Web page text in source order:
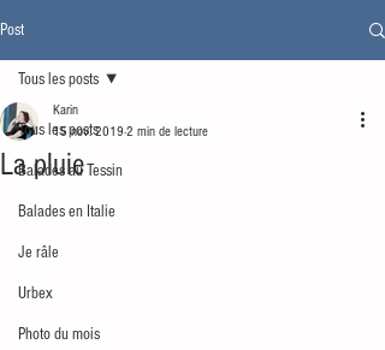
Post
Tous les posts
Balades au Tessin
Balades en Italie
Je râle
Urbex
Photo du mois
Tous les posts
La pluie
Karin
15 nov. 2019 2 min de lecture